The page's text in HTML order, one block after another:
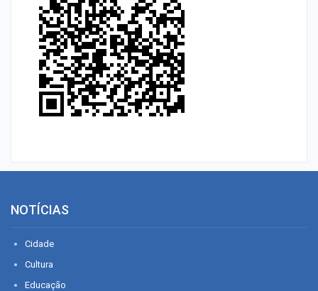
NOTÍCIAS
Cidade
Cultura
Educação